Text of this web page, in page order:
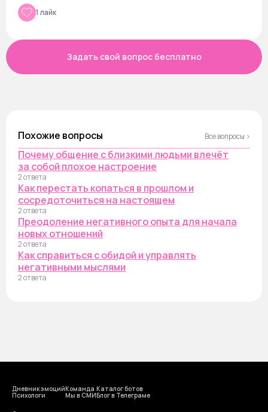
1 лайк
Задать свой вопрос бесплатно
Похожие вопросы Все вопросы ›
Почему общение с близкими людьми влечёт
за собой плохое настроение
2 ответа
Как перестать копаться в прошлом и
сосредоточиться на настоящем
2 ответа
Преодоление негативного опыта для начала
новых отношений
2 ответа
Как справиться с обидой и управлять
негативными мыслями
2 ответа
Дневник эмоций
Психологи
Команда
Мы в СМИ
Каталог ботов
Блог в Телеграме